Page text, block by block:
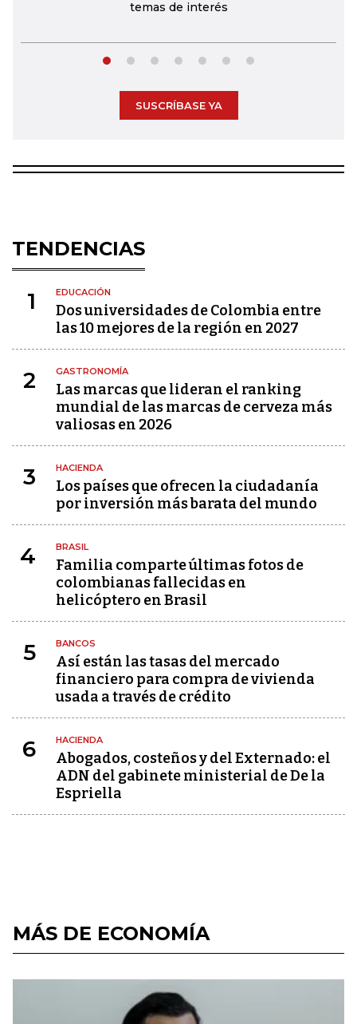
temas de interés
SUSCRÍBASE YA
TENDENCIAS
1 EDUCACIÓN
Dos universidades de Colombia entre
las 10 mejores de la región en 2027
2 GASTRONOMÍA
Las marcas que lideran el ranking
mundial de las marcas de cerveza más
valiosas en 2026
3 HACIENDA
Los países que ofrecen la ciudadanía
por inversión más barata del mundo
4 BRASIL
Familia comparte últimas fotos de
colombianas fallecidas en
helicóptero en Brasil
5 BANCOS
Así están las tasas del mercado
financiero para compra de vivienda
usada a través de crédito
6 HACIENDA
Abogados, costeños y del Externado: el
ADN del gabinete ministerial de De la
Espriella
MÁS DE ECONOMÍA